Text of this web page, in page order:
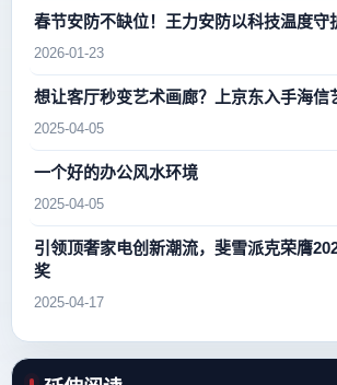
春节安防不缺位！王力安防以科技温度守
2026-01-23
想让客厅秒变艺术画廊？上京东入手海信
2025-04-05
一个好的办公风水环境
2025-04-05
引领顶奢家电创新潮流，斐雪派克荣膺
奖
2025-04-17